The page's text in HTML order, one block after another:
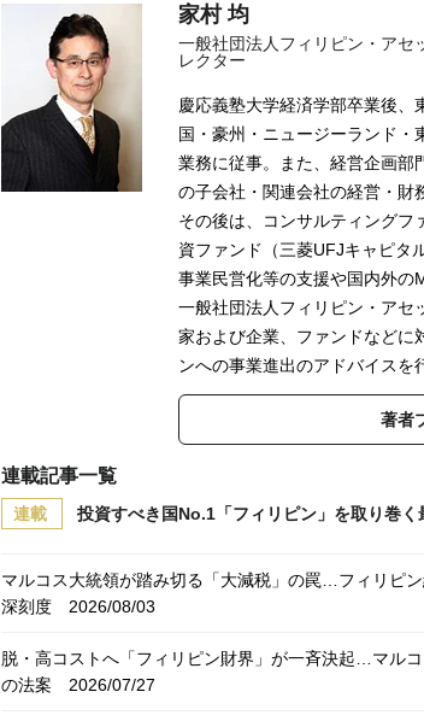
家村 均
一般社団法人フィリピン・アセ
レクター
慶応義塾大学経済学部卒業後、
国・豪州・ニュージーランド・
業務に従事。また、経営企画部
の子会社・関連会社の経営・財
その後は、コンサルティングフ
資ファンド（三菱UFJキャピタ
事業民営化等の支援や国内外の
一般社団法人フィリピン・アセ
家および企業、ファンドなどに
ンへの事業進出のアドバイスを
著者
連載記事一覧
連載 投資すべき国No.1「フィリピン」を取り巻く
マルコス大統領が踏み切る「大減税」の罠…フィリピ
深刻度 2026/08/03
脱・高コストへ「フィリピン財界」が一斉決起…マル
の法案 2026/07/27